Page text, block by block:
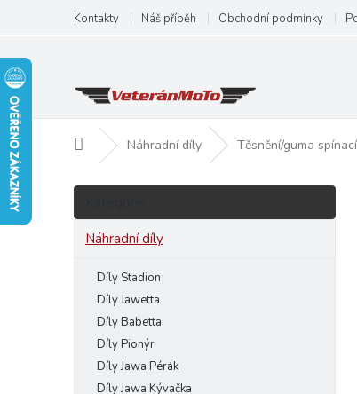
obsah
Kontakty Náš příběh Obchodní podmínky
Domů Náhradní díly Těsnění/guma
P
s
Přeskočit
Náhradní díly
Díly Stadion
Díly Jawetta
Díly Babetta
Díly Pionýr
Díly Jawa Pérák
Díly Jawa Kývačka